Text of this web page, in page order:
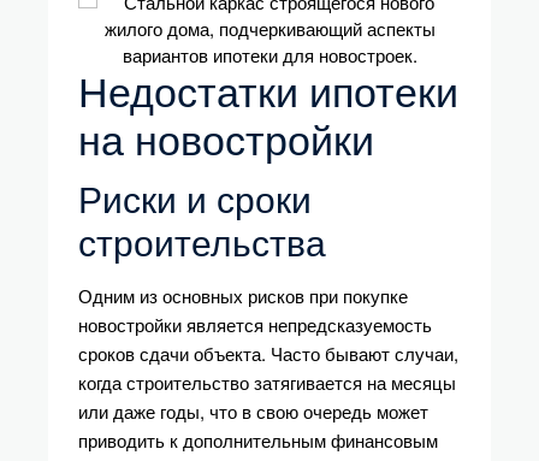
Недостатки ипотеки
на новостройки
Риски и сроки
строительства
Одним из основных рисков при покупке
новостройки является непредсказуемость
сроков сдачи объекта. Часто бывают случаи,
когда строительство затягивается на месяцы
или даже годы, что в свою очередь может
приводить к дополнительным финансовым